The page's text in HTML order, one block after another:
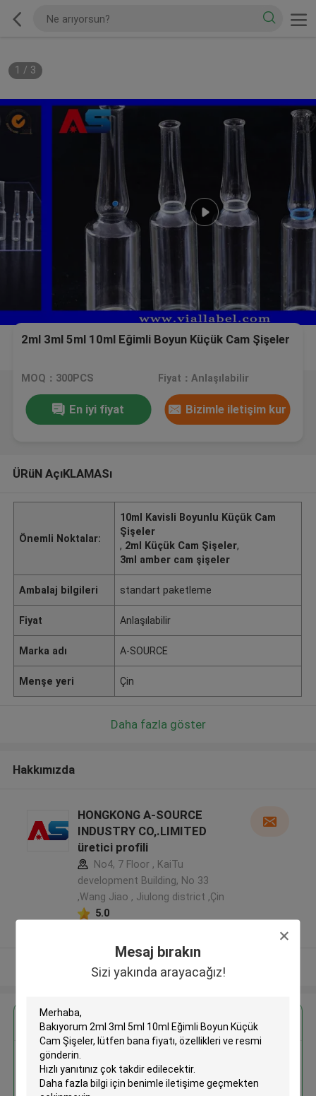
Mesaj bırakın
Sizi yakında arayacağız!
1 / 3
2ml 3ml 5ml 10ml Eğimli Boyun Küçük Cam Şişeler
MOQ：300PCS Fiyat：Anlaşılabilir
En iyi fiyat Bizimle iletişim kur
ÜRüN AçıKLAMASı
Önemli Noktalar:
10ml Kavisli Boyunlu Küçük Cam
Şişeler
, 2ml Küçük Cam Şişeler,
3ml amber cam şişeler
Ambalaj bilgileri standart paketleme
Fiyat Anlaşılabilir
Marka adı A-SOURCE
Menşe yeri Çin
Daha fazla göster
Hakkımızda
HONGKONG A-SOURCE
INDUSTRY CO,.LIMITED
üretici profili
No4, 7 Floor , KaiTu
development Building, No 33
,Wang Jiao , Jiulong district ,Çin
5.0
Daha fazla göster
En İyi Fiyatı Alın
2ml 3ml 5ml 10ml Eğimli Boyun
Küçük Cam Şişeler